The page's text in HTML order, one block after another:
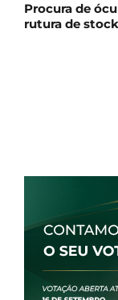
Procura de
rutura de